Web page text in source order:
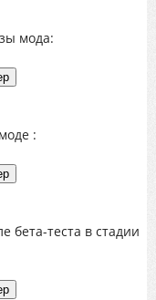
мода:
:
бета-теста в стадии